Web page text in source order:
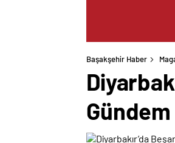
Başakşehir Haber